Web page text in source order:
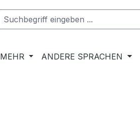
MEHR ANDERE SPRACHEN